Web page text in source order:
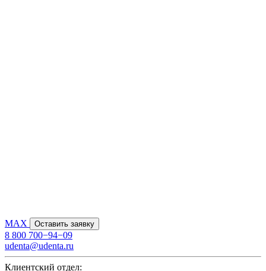
MAX Оставить заявку
8 800 700−94−09
udenta@udenta.ru
Клиентский отдел: